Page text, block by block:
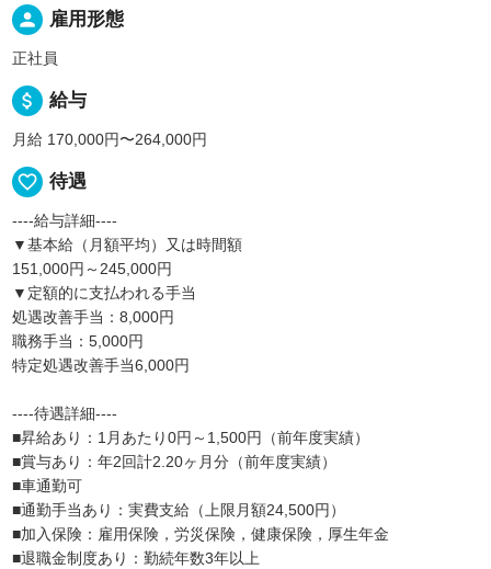
person 雇用形態
正社員
attach_money 給与
月給 170,000円〜264,000円
favorite_border 待遇
----給与詳細----
▼基本給（月額平均）又は時間額
151,000円～245,000円
▼定額的に支払われる手当
処遇改善手当：8,000円
職務手当：5,000円
特定処遇改善手当6,000円
----待遇詳細----
■昇給あり：1月あたり0円～1,500円（前年度実績）
■賞与あり：年2回計2.20ヶ月分（前年度実績）
■車通勤可
■通勤手当あり：実費支給（上限月額24,500円）
■加入保険：雇用保険，労災保険，健康保険，厚生年金
■退職金制度あり：勤続年数3年以上